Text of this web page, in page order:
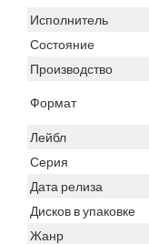
Исполнитель
Состояние
Производство
Формат
Лейбл
Серия
Дата релиза
Дисков в упаковке
Жанр